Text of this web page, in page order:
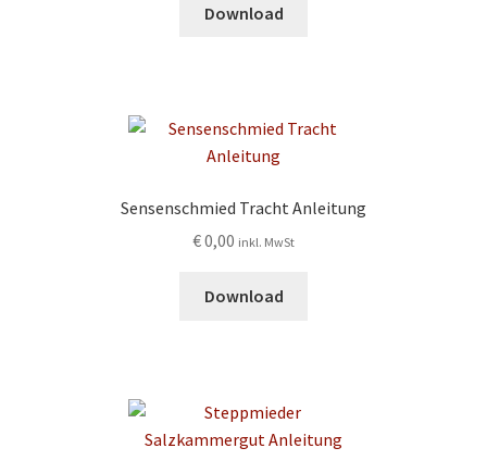
Download
Sensenschmied Tracht Anleitung
€0,00 inkl. MwSt
Download